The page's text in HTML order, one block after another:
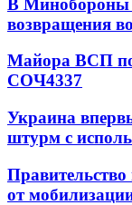
возвращения
Майора ВСП
СОЧ4337
Украина
штурм с
от